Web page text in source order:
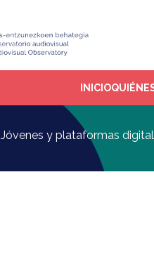
INICIO
Jóvenes y plataformas